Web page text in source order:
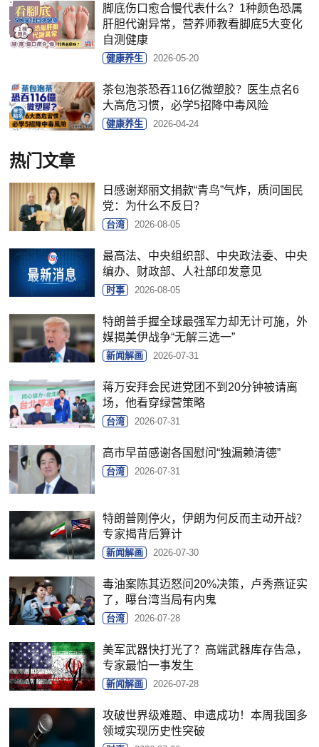
脚底伤口愈合慢代表什么？1种颜色恐属
肝胆代谢异常，营养师教看脚底5大变化
自测健康
健康养生 2026-05-20
茶包泡茶恐吞116亿微塑胶？医生点名6
大高危习惯，必学5招降中毒风险
健康养生 2026-04-24
热门文章
日感谢郑丽文捐款“青鸟”气炸，质问国民
党：为什么不反日？
台湾 2026-08-05
最高法、中央组织部、中央政法委、中央
编办、财政部、人社部印发意见
时事 2026-08-05
特朗普手握全球最强军力却无计可施，外
媒揭美伊战争“无解三选一”
新闻解画 2026-07-31
蒋万安拜会民进党团不到20分钟被请离
场，他看穿绿营策略
台湾 2026-07-31
高市早苗感谢各国慰问“独漏赖清德”
台湾 2026-07-31
特朗普刚停火，伊朗为何反而主动开战？
专家揭背后算计
新闻解画 2026-07-30
毒油案陈其迈怒问20%决策，卢秀燕证实
了，曝台湾当局有内鬼
台湾 2026-07-28
美军武器快打光了？高端武器库存告急，
专家最怕一事发生
新闻解画 2026-07-28
攻破世界级难题、申遗成功！本周我国多
领域实现历史性突破